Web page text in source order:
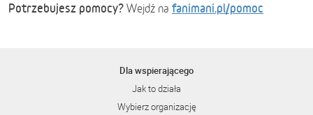
Potrzebujesz pomocy? Wejdź na fanimani.pl/pomoc
Dla wspierającego
Jak to działa
Wybierz organizację